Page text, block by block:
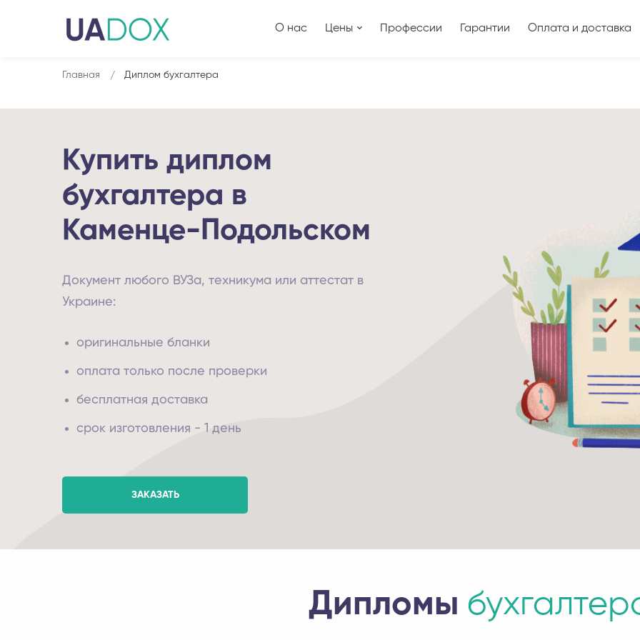
О нас Цены Профессии Гарантии Оплата и доставка
Главная Диплом бухгалтера
Купить диплом
бухгалтера в
Каменце-Подольском
Документ любого ВУЗа, техникума или аттестат в
Украине:
оригинальные бланки
оплата только после проверки
бесплатная доставка
срок изготовления - 1 день
ЗАКАЗАТЬ
Дипломы